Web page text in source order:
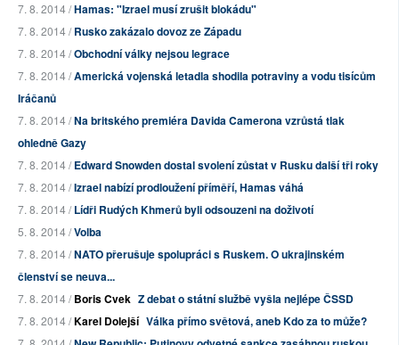
7. 8. 2014 /Hamas: "Izrael musí zrušit blokádu"
7. 8. 2014 /Rusko zakázalo dovoz ze Západu
7. 8. 2014 /Obchodní války nejsou legrace
7. 8. 2014 /Americká vojenská letadla shodila potraviny a vodu tisícům
Iráčanů
7. 8. 2014 /Na britského premiéra Davida Camerona vzrůstá tlak
ohledně Gazy
7. 8. 2014 /Edward Snowden dostal svolení zůstat v Rusku další tři roky
7. 8. 2014 /Izrael nabízí prodloužení příměří, Hamas váhá
7. 8. 2014 /Lídři Rudých Khmerů byli odsouzeni na doživotí
5. 8. 2014 /Volba
7. 8. 2014 /NATO přerušuje spolupráci s Ruskem. O ukrajinském
členství se neuva...
7. 8. 2014 /Boris Cvek Z debat o státní službě vyšla nejlépe ČSSD
7. 8. 2014 /Karel Dolejší Válka přímo světová, aneb Kdo za to může?